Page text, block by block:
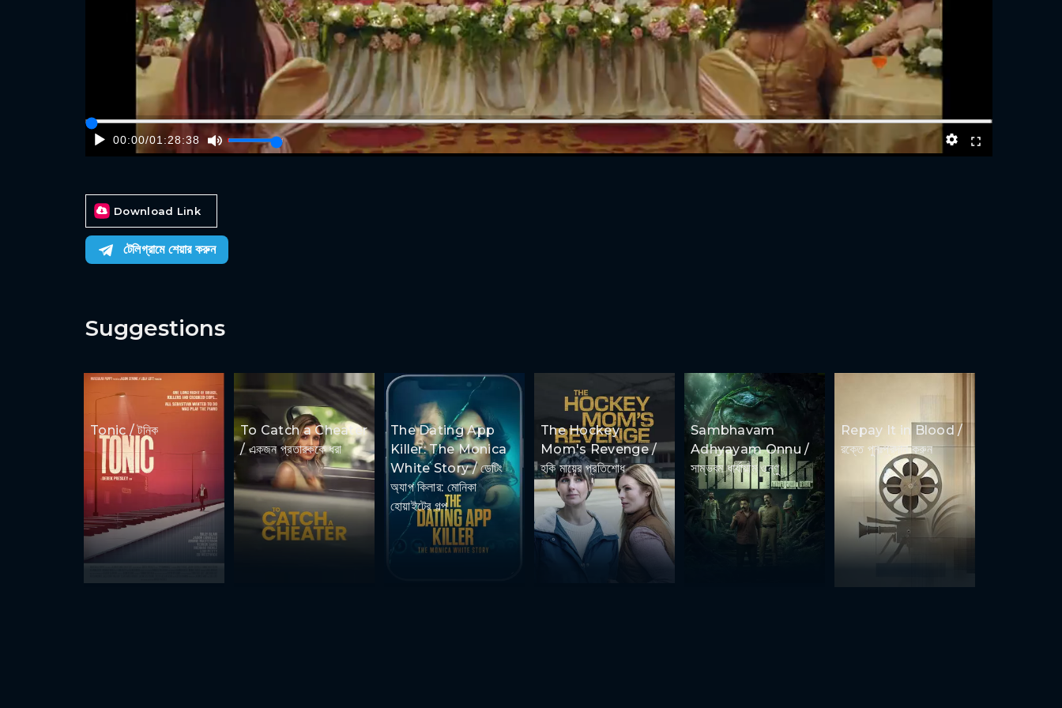
00:00/01:28:38
Download Link
টেলিগ্রামে শেয়ার করুন
Suggestions
Tonic / টনিক
To Catch a Cheater
/ একজন প্রতারককে ধরা
The Dating App
Killer: The Monica
White Story / ডেটিং
অ্যাপ কিলার: মোনিকা
হোয়াইটের গল্প
The Hockey
Mom's Revenge /
হকি মায়ের প্রতিশোধ
Sambhavam
Adhyayam Onnu /
সাম্ভবম ধার্যায়াম ওন্ণু
Repay It in Blood /
রক্তে পুনঃপ্রদান করুন